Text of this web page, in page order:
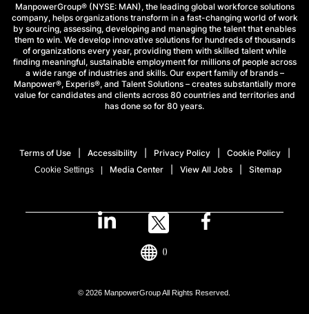
ManpowerGroup® (NYSE: MAN), the leading global workforce solutions
company, helps organizations transform in a fast-changing world of work
by sourcing, assessing, developing and managing the talent that enables
them to win. We develop innovative solutions for hundreds of thousands
of organizations every year, providing them with skilled talent while
finding meaningful, sustainable employment for millions of people across
a wide range of industries and skills. Our expert family of brands –
Manpower®, Experis®, and Talent Solutions – creates substantially more
value for candidates and clients across 80 countries and territories and
has done so for 80 years.
Terms of Use Accessibility Privacy Policy Cookie Policy
Cookie Settings Media Center View All Jobs Sitemap
© 2026 ManpowerGroup All Rights Reserved.
()